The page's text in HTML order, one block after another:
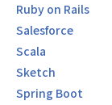
Ruby on Rails
Salesforce
Scala
Sketch
Spring Boot